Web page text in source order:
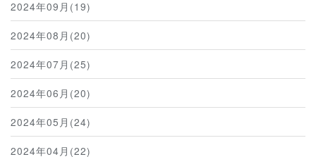
2024年09月(19)
2024年08月(20)
2024年07月(25)
2024年06月(20)
2024年05月(24)
2024年04月(22)